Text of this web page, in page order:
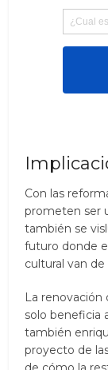
Con las
prometen ser
también se
futuro donde
cultural van de
La renovación
solo beneficia
también
proyecto de